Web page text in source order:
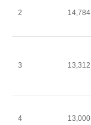
2 14,784
3 13,312
4 13,000